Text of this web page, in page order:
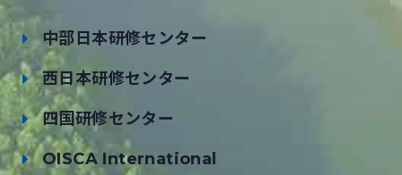
中部日本研修センター
西日本研修センター
四国研修センター
OISCA International